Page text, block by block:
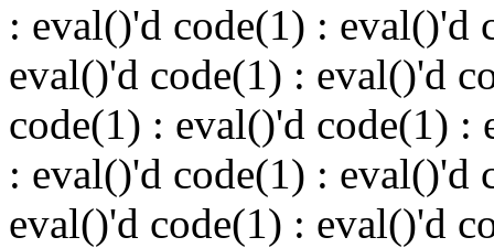
: eval()'d code(1) : eval()'d
eval()'d code(1) : eval()'d
code(1) : eval()'d code(1) :
: eval()'d code(1) : eval()'d
eval()'d code(1) : eval()'d